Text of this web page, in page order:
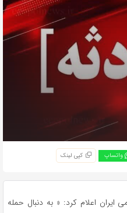
واتساپ کپی لینک
ایران اعلام کرد: « به دنبال حمله